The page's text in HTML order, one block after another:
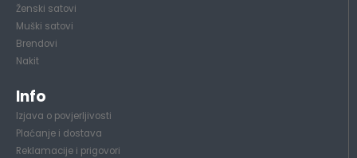
Ženski satovi
Muški satovi
Brendovi
Nakit
Info
Izjava o povjerljivosti
Plaćanje i dostava
Reklamacije i prigovori